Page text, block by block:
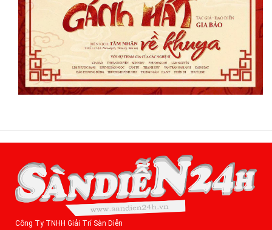
Công Ty TNHH Giải Trí Sàn Diễn